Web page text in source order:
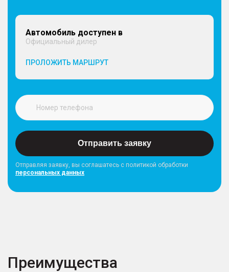
Автомобиль доступен в
Официальный дилер
ПРОЛОЖИТЬ МАРШРУТ
Отправить заявку
Отправляя заявку, вы соглашатесь с политикой обработки
персональных данных
Преимущества